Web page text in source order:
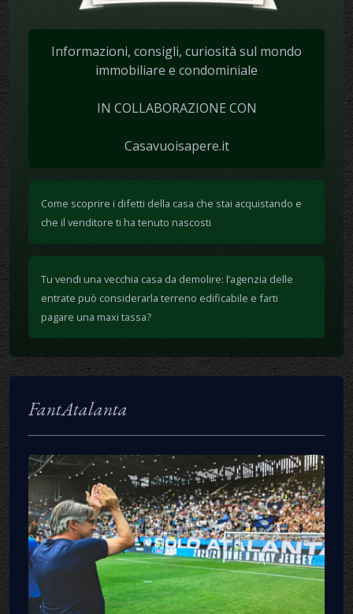
Informazioni, consigli, curiosità sul mondo
immobiliare e condominiale
IN COLLABORAZIONE CON
Casavuoisapere.it
Come scoprire i difetti della casa che stai acquistando e
che il venditore ti ha tenuto nascosti
Tu vendi una vecchia casa da demolire: l’agenzia delle
entrate può considerarla terreno edificabile e farti
pagare una maxi tassa?
FantAtalanta